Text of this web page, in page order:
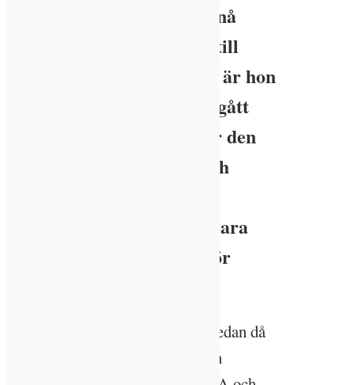
hon med i kampen för att nå
nettonoll klimatpåverkan till
2030. Och som skogsägare är hon
nu en av pionjärerna som gått
över till plockhuggning för den
biologiska mångfaldens och
byggande hälsade på Ida-Sara
Andréen i skogarna utanför
Det började för snart hundra år sedan då
Ida-Saras farfar Hilding Karlsson